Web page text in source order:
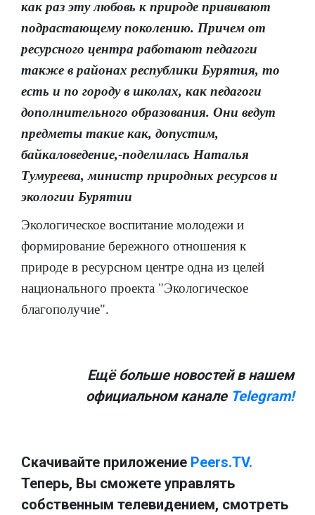
как раз эту любовь к природе прививают
подрастающему поколению. Причем от
ресурсного центра работают педагоги
также в районах республики Бурятия, то
есть и по городу в школах, как педагоги
дополнительного образования. Они ведут
предметы такие как, допустим,
байкаловедение,-поделилась Наталья
Тумуреева, министр природных ресурсов и
экологии Бурятии
Экологическое воспитание молодежи и
формирование бережного отношения к
природе в ресурсном центре одна из целей
национального проекта "Экологическое
благополучие".
Ещё больше новостей в нашем
официальном канале Telegram!
Скачивайте приложение Peers.TV.
Теперь, Вы сможете управлять
собственным телевидением, смотреть